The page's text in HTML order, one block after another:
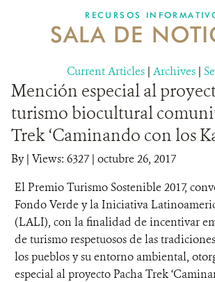
NOSOTROS
DONA
RECURSOS
SALA DE
Current Articles | Archives |
Mención especial al
turismo biocultural
Trek ‘Caminando con los
By| Views: 6327 | octubre 26, 2017
El Premio Turismo Sostenible 2017,
Fondo Verde y la Iniciativa
(LALI), con la finalidad de incentivar
de turismo respetuosos de las
los pueblos y su entorno ambiental,
especial al proyecto Pacha Trek